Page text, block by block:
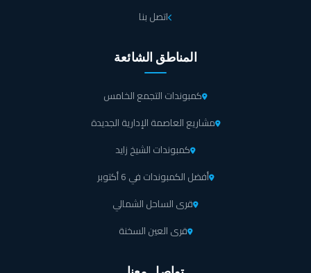
اتصل بنا
المناطق الشائعة
كمبوندات التجمع الخامس
مشاريع العاصمة الإدارية الجديدة
كمبوندات الشيخ زايد
أفضل الكمبوندات في 6 أكتوبر
قرى الساحل الشمالي
قرى العين السخنة